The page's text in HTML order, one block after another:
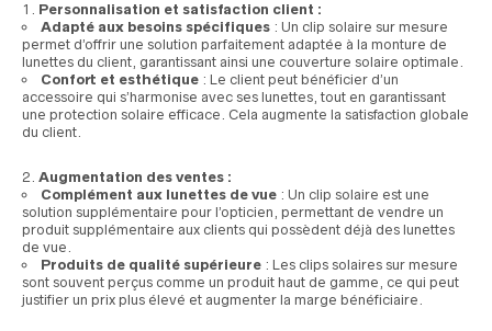
Personnalisation et satisfaction client :
Adapté aux besoins spécifiques : Un clip solaire sur mesure
permet d’offrir une solution parfaitement adaptée à la monture de
lunettes du client, garantissant ainsi une couverture solaire optimale.
Confort et esthétique : Le client peut bénéficier d’un
accessoire qui s’harmonise avec ses lunettes, tout en garantissant
une protection solaire efficace. Cela augmente la satisfaction globale
du client.
Augmentation des ventes :
Complément aux lunettes de vue : Un clip solaire est une
solution supplémentaire pour l’opticien, permettant de vendre un
produit supplémentaire aux clients qui possèdent déjà des lunettes
de vue.
Produits de qualité supérieure : Les clips solaires sur mesure
sont souvent perçus comme un produit haut de gamme, ce qui peut
justifier un prix plus élevé et augmenter la marge bénéficiaire.